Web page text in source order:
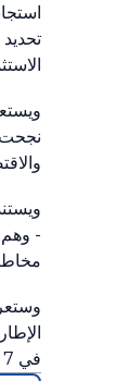
نجحت
- وهم
في 7 تشرين الثاني/ نوفمبر.